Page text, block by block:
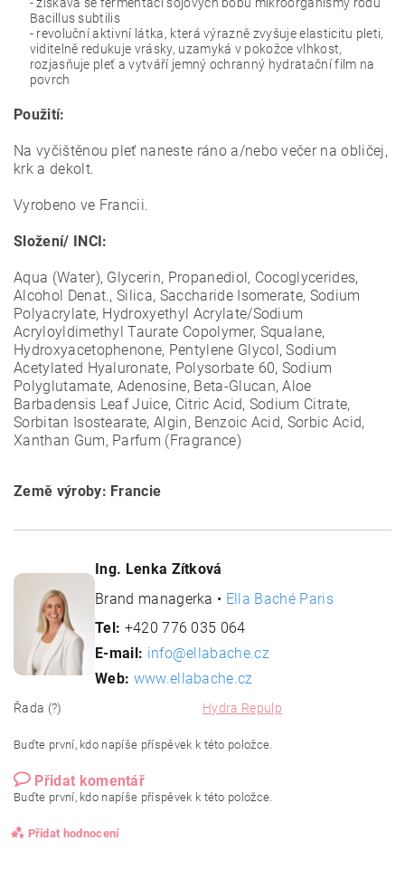
Bacillus subtilis
- revoluční aktivní látka, která výrazně zvyšuje elasticitu pleti,
viditelně redukuje vrásky, uzamyká v pokožce vlhkost,
rozjasňuje pleť a vytváří jemný ochranný hydratační film na
povrch
Použití:
Na vyčištěnou pleť naneste ráno a/nebo večer na obličej,
krk a dekolt.
Vyrobeno ve Francii.
Složení/ INCI:
Aqua (Water), Glycerin, Propanediol, Cocoglycerides,
Alcohol Denat., Silica, Saccharide Isomerate, Sodium
Polyacrylate, Hydroxyethyl Acrylate/Sodium
Acryloyldimethyl Taurate Copolymer, Squalane,
Hydroxyacetophenone, Pentylene Glycol, Sodium
Acetylated Hyaluronate, Polysorbate 60, Sodium
Polyglutamate, Adenosine, Beta-Glucan, Aloe
Barbadensis Leaf Juice, Citric Acid, Sodium Citrate,
Sorbitan Isostearate, Algin, Benzoic Acid, Sorbic Acid,
Xanthan Gum, Parfum (Fragrance)
Země výroby: Francie
Ing. Lenka Zítková
Brand managerka • Ella Baché Paris
Tel: +420 776 035 064
E-mail: info@ellabache.cz
Web: www.ellabache.cz
Řada (?) Hydra Repulp
Buďte první, kdo napíše příspěvek k této položce.
Přidat komentář
Buďte první, kdo napíše příspěvek k této položce.
Přidat hodnocení